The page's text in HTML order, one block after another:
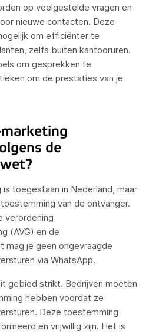
op veelgestelde vragen en
nieuwe contacten. Deze
om efficiënter te
zelfs buiten kantooruren.
om gesprekken te
om de prestaties van je
de
toegestaan in Nederland, maar
van de ontvanger.
verordening
(AVG) en de
mag je geen ongevraagde
via WhatsApp.
gebied strikt. Bedrijven moeten
hebben voordat ze
Deze toestemming
en vrijwillig zijn. Het is